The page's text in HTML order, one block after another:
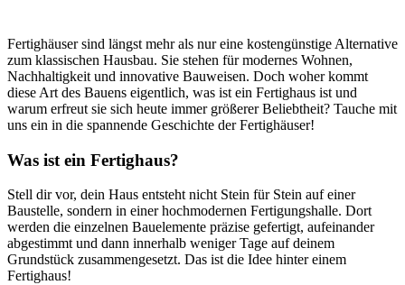
Fertighäuser sind längst mehr als nur eine kostengünstige Alternative
zum klassischen Hausbau. Sie stehen für modernes Wohnen,
Nachhaltigkeit und innovative Bauweisen. Doch woher kommt
diese Art des Bauens eigentlich, was ist ein Fertighaus ist und
warum erfreut sie sich heute immer größerer Beliebtheit? Tauche mit
uns ein in die spannende Geschichte der Fertighäuser!
Was ist ein Fertighaus?
Stell dir vor, dein Haus entsteht nicht Stein für Stein auf einer
Baustelle, sondern in einer hochmodernen Fertigungshalle. Dort
werden die einzelnen Bauelemente präzise gefertigt, aufeinander
abgestimmt und dann innerhalb weniger Tage auf deinem
Grundstück zusammengesetzt. Das ist die Idee hinter einem
Fertighaus!